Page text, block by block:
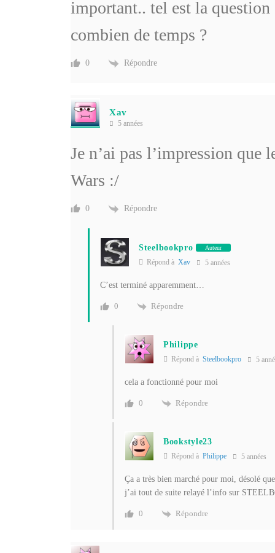
important.. tel est la question
combien de temps ?
0 Répondre
Xav
5 années
Je n’ai pas l’impression que
Wars :/
0 Répondre
Steelbookpro Auteur
Répond à Xav 5 années
C’est terminé apparemment…
0 Répondre
Philippe
Répond à Steelbookpro 5
cela a fonctionné pour moi
0 Répondre
Bookstyle23
Répond à Philippe 5 années
Ça a très bien marché pour moi, désolé
j’ai tout de suite relayé l’info sur
0 Répondre